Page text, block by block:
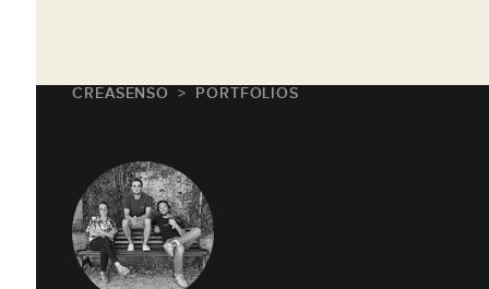
CREASENSO PORTFOLIOS